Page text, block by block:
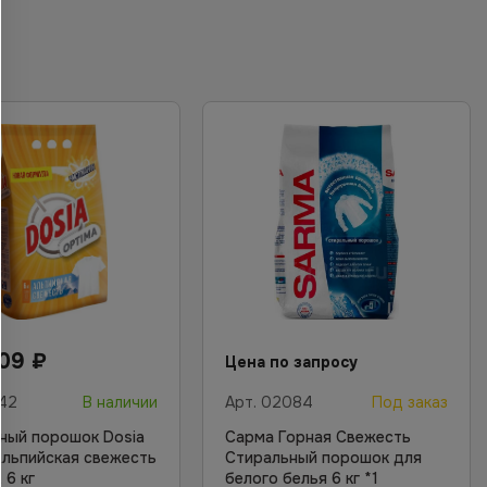
₽
В наличии
порошок Dosia
свежесть
6 кг
Цена по запросу
Арт. 02084
Под заказ
Сарма Горная Свежесть
Стиральный порошок для
белого белья 6 кг *1